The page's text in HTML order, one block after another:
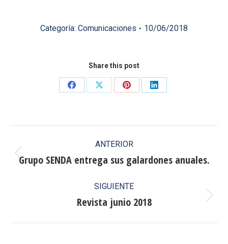
Categoría: Comunicaciones 10/06/2018
Share this post
Share
Share
Share
Share
entre
publicaciones
ANTERIOR
Publicación
Grupo SENDA entrega sus galardones anuales.
SIGUIENTE
Publicación
Revista junio 2018